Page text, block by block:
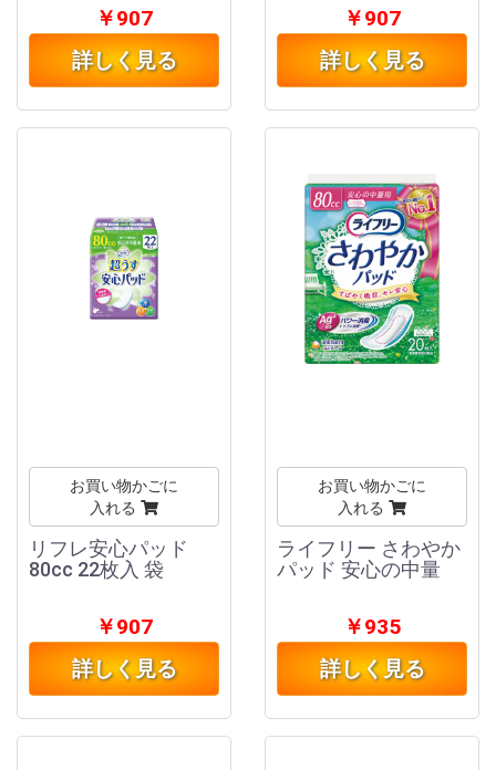
￥907
詳しく見る
￥907
詳しく見る
お買い物かごに
入れる
リフレ安心パッド
80cc 22枚入 袋
￥907
詳しく見る
お買い物かごに
入れる
ライフリー さわやか
パッド 安心の中量
￥935
詳しく見る